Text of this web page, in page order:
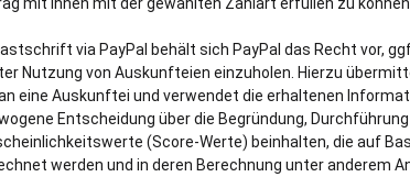
via PayPal behält sich PayPal das Recht vor,
von Auskunfteien einzuholen. Hierzu
eine Auskunftei und verwendet die erhaltenen
Entscheidung über die Begründung,
(Score-Werte) beinhalten, die auf
werden und in deren Berechnung unter anderem